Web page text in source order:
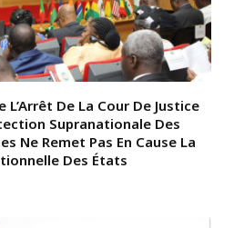
De La Cour De Justice
Supranationale Des
Ne Remet Pas En Cause La
Des États